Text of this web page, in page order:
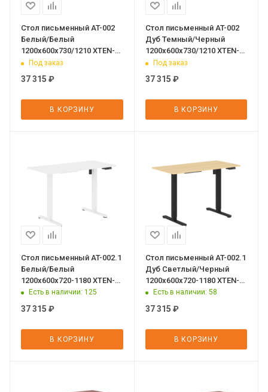
Стол письменный AT-002
Белый/Белый
1200х600х730/1210 XTEN-
UPПод заказ
37 315 ₽
В КОРЗИНУ
Стол письменный AT-002
Дуб Темный/Черный
1200х600х730/1210 XTEN-
UPПод заказ
37 315 ₽
В КОРЗИНУ
Стол письменный AT-002.1
Белый/Белый
1200х600х720-1180 XTEN-
UPЕсть в наличии: 125
37 315 ₽
В КОРЗИНУ
Стол письменный AT-002.1
Дуб Светлый/Черный
1200х600х720-1180 XTEN-
UPЕсть в наличии: 58
37 315 ₽
В КОРЗИНУ